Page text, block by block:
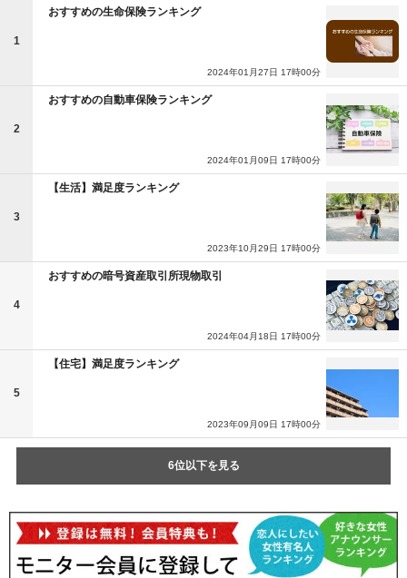
1
おすすめの生命保険ランキング
2024年01月27日 17時00分
2
おすすめの自動車保険ランキング
2024年01月09日 17時00分
3
【生活】満足度ランキング
2023年10月29日 17時00分
4
おすすめの暗号資産取引所現物取引
2024年04月18日 17時00分
5
【住宅】満足度ランキング
2023年09月09日 17時00分
6位以下を見る